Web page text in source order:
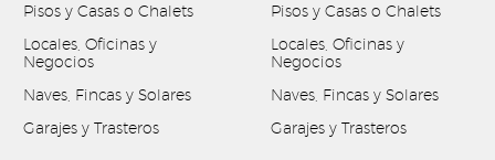
Pisos y Casas o Chalets
Locales, Oficinas y
Negocios
Naves, Fincas y Solares
Garajes y Trasteros
Pisos y Casas o Chalets
Locales, Oficinas y
Negocios
Naves, Fincas y Solares
Garajes y Trasteros